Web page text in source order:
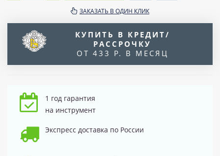
ЗАКАЗАТЬ В ОДИН КЛИК
КУПИТЬ В КРЕДИТ/
РАССРОЧКУ
ОТ 433 Р. В МЕСЯЦ
1 год гарантия
на инструмент
Экспресс доставка по России